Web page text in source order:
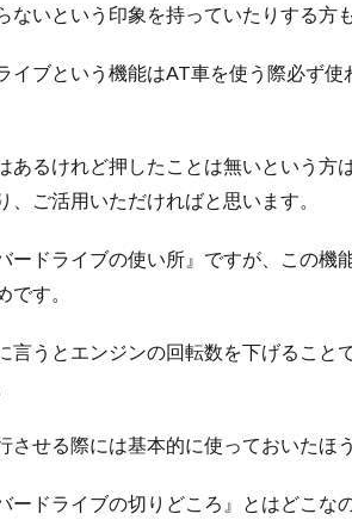
ラジエーターが水漏れ
車の下に色の付いた水が出
れした...
車の修理はディーラー
車の修理が必要な場合、ディ
オイル交換といえばすぐにガ
ないという印象を持っていたりする方
イブという機能はAT車を使う際必ず
あるけれど押したことは無いという方
、ご活用いただければと思います。
ードライブの使い所』ですが、この
です。
言うとエンジンの回転数を下げるこ
させる際には基本的に使っておいたほ
ードライブの切りどころ』とはどこな